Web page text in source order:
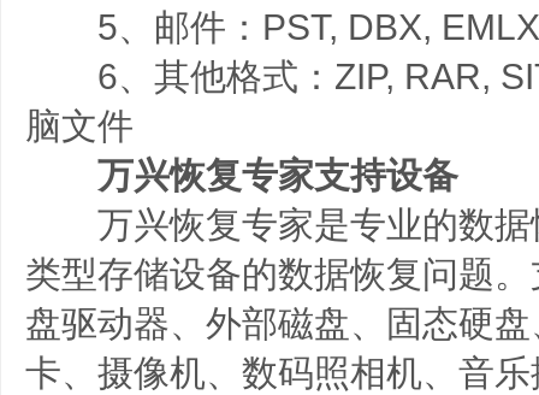
5、邮件：PST, DBX,
6、其他格式：ZIP, RAR,
脑文件
万兴恢复专家支持设备
万兴恢复专家是专业的数据
类型存储设备的数据恢复问题
盘驱动器、外部磁盘、固态硬
卡、摄像机、数码照相机、音